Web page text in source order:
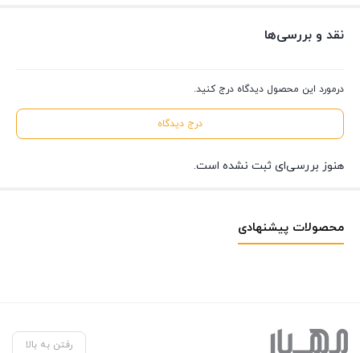
نقد و بررسی‌ها
درمورد این محصول دیدگاه درج کنید.
درج دیدگاه
هنوز بررسی‌ای ثبت نشده است.
محصولات پیشنهادی
رفتن به بالا